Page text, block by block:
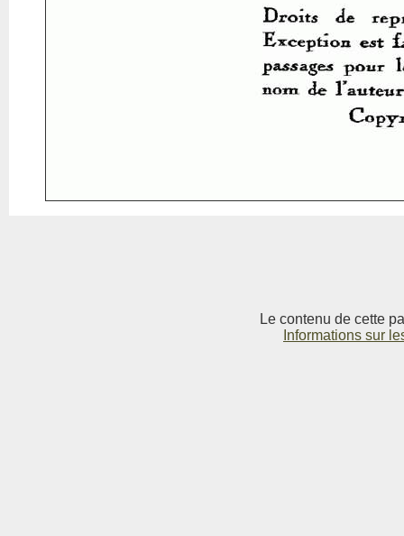
Le contenu de cette
Informations sur